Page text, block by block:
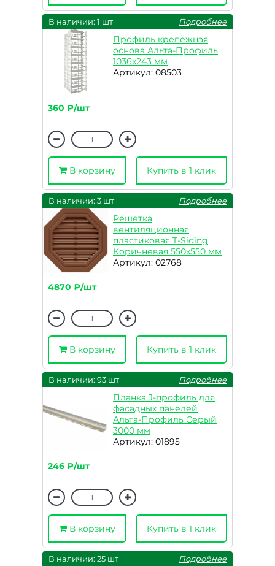
В наличии: 1 шт Подробнее
Профиль крепежная
основа Альта-Профиль
1036x243 мм
Артикул: 08503
360 ₽/шт
В корзину Купить в 1 клик
В наличии: 3 шт Подробнее
Решетка
вентиляционная
пластиковая T-Siding
Коричневая 550х550 мм
Артикул: 02768
4870 ₽/шт
В корзину Купить в 1 клик
В наличии: 93 шт Подробнее
Планка J-профиль для
фасадных панелей
Альта-Профиль Серый
3000 мм
Артикул: 01895
246 ₽/шт
В корзину Купить в 1 клик
В наличии: 25 шт Подробнее